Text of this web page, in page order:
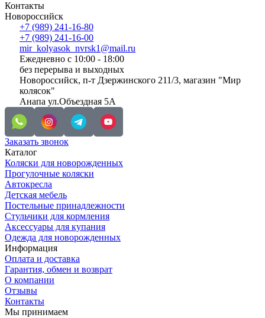
Контакты
Новороссийск
+7 (989) 241-16-80
+7 (989) 241-16-00
mir_kolyasok_nvrsk1@mail.ru
Ежедневно с 10:00 - 18:00
без перерыва и выходных
Новороссийск, п-т Дзержинского 211/3, магазин "Мир
колясок"
Анапа ул.Объездная 5А
Заказать звонок
Каталог
Коляски для новорожденных
Прогулочные коляски
Автокресла
Детская мебель
Постельные принадлежности
Стульчики для кормления
Аксессуары для купания
Одежда для новорожденных
Информация
Оплата и доставка
Гарантия, обмен и возврат
О компании
Отзывы
Контакты
Мы принимаем